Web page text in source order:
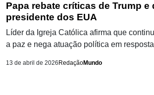
Papa rebate críticas de Trump e
presidente dos EUA
Líder da Igreja Católica afirma que
a paz e nega atuação política em
13 de abril de 2026 RedaçãoMundo